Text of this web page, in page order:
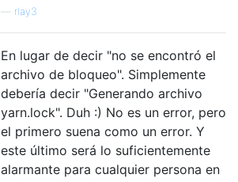
rlay3
En lugar de decir "no se encontró el
archivo de bloqueo". Simplemente
debería decir "Generando archivo
yarn.lock". Duh :) No es un error, pero
el primero suena como un error. Y
este último será lo suficientemente
alarmante para cualquier persona en